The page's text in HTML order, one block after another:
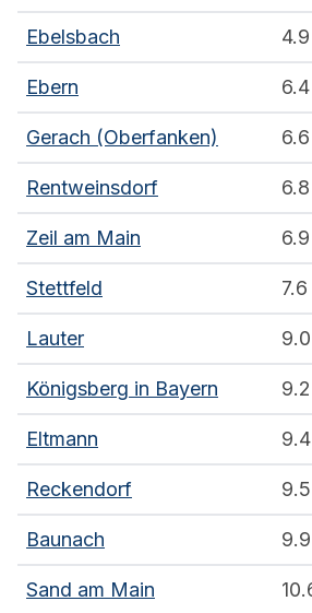
Ebelsbach 4.9
Ebern 6.4
Gerach (Oberfanken) 6.6
Rentweinsdorf 6.8
Zeil am Main 6.9
Stettfeld 7.6
Lauter 9.0
Königsberg in Bayern 9.2
Eltmann 9.4
Reckendorf 9.5
Baunach 9.9
Sand am Main